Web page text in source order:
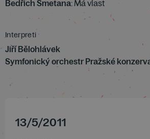
Bedřich Smetana: Má vlast
Interpreti
Jiří Bělohlávek
Symfonický orchestr Pražské
13/5/2011